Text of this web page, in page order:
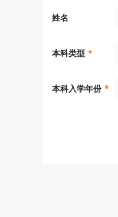
姓名
本科类型 *
本科入学年份 *